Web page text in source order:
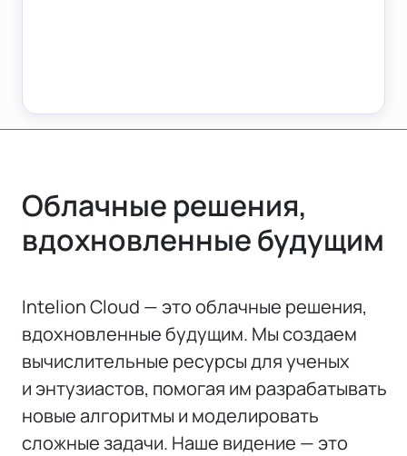
Облачные решения,
вдохновленные будущим
Intelion Cloud — это облачные решения,
вдохновленные будущим. Мы создаем
вычислительные ресурсы для ученых
и энтузиастов, помогая им разрабатывать
новые алгоритмы и моделировать
сложные задачи. Наше видение — это